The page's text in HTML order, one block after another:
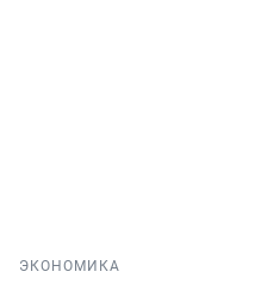
ЭКОНОМИКА